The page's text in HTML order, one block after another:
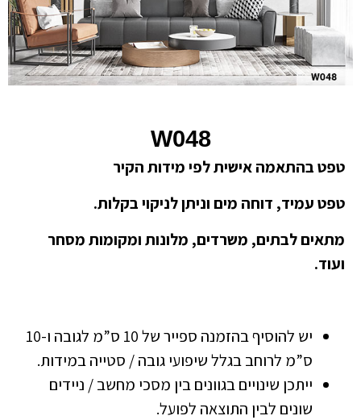
W048
טפט בהתאמה אישית לפי מידות הקיר
טפט עמיד, דוחה מים וניתן לניקוי בקלות.
מתאים לבתים, משרדים, מלונות ומקומות מסחר
ועוד.
יש להוסיף בהזמנה ספייר של 10 ס”מ לגובה ו-10
ס”מ לרוחב בגלל שיפועי גובה / סטייה במידות.
ייתכן שינויים בגוונים בין מסכי מחשב / ניידים
שונים לבין התוצאה לפועל.